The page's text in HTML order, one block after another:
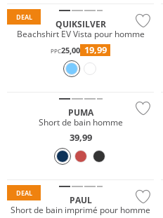
DEAL
QUIKSILVER
Beachshirt EV Vista pour homme
PPC25,00 19,99
PUMA
Short de bain homme
39,99
DEAL
PAUL
Short de bain imprimé pour homme